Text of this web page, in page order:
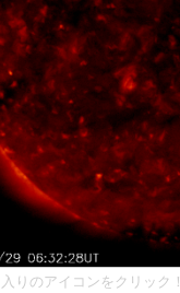
りのアイコンをクリック！